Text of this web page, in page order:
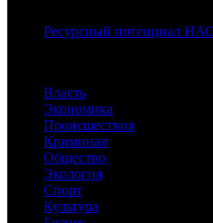
Ресурсный потенциал
Власть
Экономика
Происшествия
Криминал
Общество
Экология
Спорт
Культура